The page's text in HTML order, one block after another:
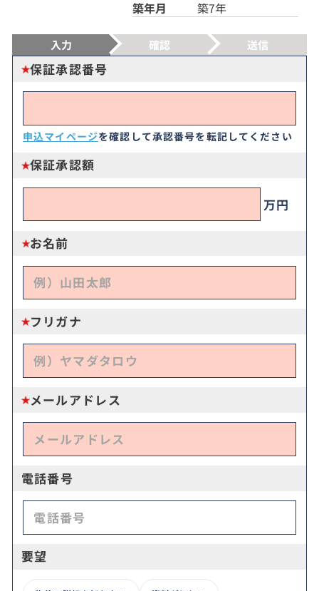
築年月 築7年
入力 確認 送信
保証承認番号
申込マイページを確認して承認番号を転記してください
保証承認額
万円
お名前
フリガナ
メールアドレス
電話番号
要望